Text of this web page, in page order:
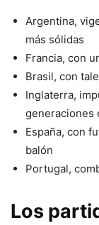
Argentina,
más sólidas
Francia, con
Brasil, con
Inglaterra,
generaciones
España, con
balón
Portugal,
Los